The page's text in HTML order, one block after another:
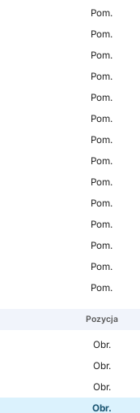
Pom.
Pom.
Pom.
Pom.
Pom.
Pom.
Pom.
Pom.
Pom.
Pom.
Pom.
Pom.
Pom.
Pom.
Pozycja
Obr.
Obr.
Obr.
Obr.